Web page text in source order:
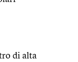
di alta